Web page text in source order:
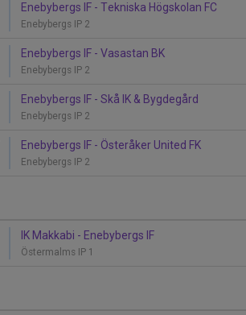
Enebybergs IF - Tekniska Högskolan FC
Enebybergs IP 2
Enebybergs IF - Vasastan BK
Enebybergs IP 2
Enebybergs IF - Skå IK & Bygdegård
Enebybergs IP 2
Enebybergs IF - Österåker United FK
Enebybergs IP 2
IK Makkabi - Enebybergs IF
Östermalms IP 1